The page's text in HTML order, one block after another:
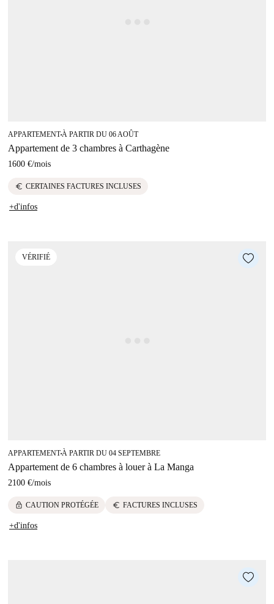
APPARTEMENT■À PARTIR DU 06 AOÛT
Appartement de 3 chambres à Carthagène
1600 €/mois
euro CERTAINES FACTURES INCLUSES
+d'infos
VÉRIFIÉ
APPARTEMENT■À PARTIR DU 04 SEPTEMBRE
Appartement de 6 chambres à louer à La Manga
2100 €/mois
lock CAUTION PROTÉGÉE euro FACTURES INCLUSES
+d'infos